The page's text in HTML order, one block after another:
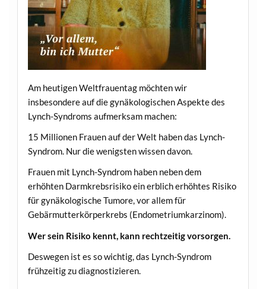
Am heutigen Weltfrauentag möchten wir
insbesondere auf die gynäkologischen Aspekte des
Lynch-Syndroms aufmerksam machen:
15 Millionen Frauen auf der Welt haben das Lynch-
Syndrom. Nur die wenigsten wissen davon.
Frauen mit Lynch-Syndrom haben neben dem
erhöhten Darmkrebsrisiko ein erblich erhöhtes Risiko
für gynäkologische Tumore, vor allem für
Gebärmutterkörperkrebs (Endometriumkarzinom).
Wer sein Risiko kennt, kann rechtzeitig vorsorgen.
Deswegen ist es so wichtig, das Lynch-Syndrom
frühzeitig zu diagnostizieren.